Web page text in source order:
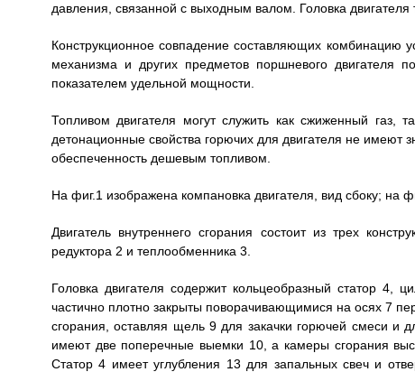
давления, связанной с выходным валом. Головка двигателя
Конструкционное совпадение составляющих комбинацию
механизма и других предметов поршневого двигателя
показателем удельной мощности.
Топливом двигателя могут служить как сжиженный газ,
детонационные свойства горючих для двигателя не имеют
обеспеченность дешевым топливом.
На фиг.1 изображена компановка двигателя, вид сбоку; на
Двигатель внутреннего сгорания состоит из трех
редуктора 2 и теплообменника 3.
Головка двигателя содержит кольцеобразный статор 4,
частично плотно закрыты поворачивающимися на осях 7
сгорания, оставляя щель 9 для закачки горючей смеси и
имеют две поперечные выемки 10, а камеры сгорания
Статор 4 имеет углубления 13 для запальных свеч и